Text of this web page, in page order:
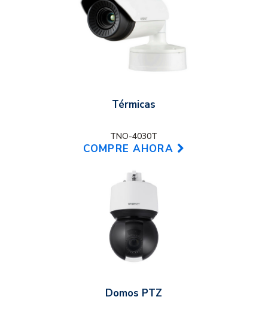
Térmicas
TNO-4030T
COMPRE AHORA
Domos PTZ